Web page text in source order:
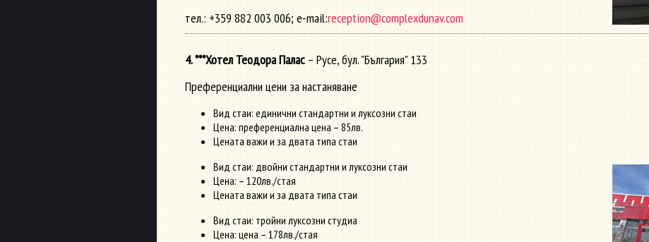
тел.: +359 882 003 006; e-mail:reception@complexdunav.com
4. ***Хотел Теодора Палас– Русе, бул. "България" 133
Преференциални цени за настаняване
Вид стаи: единични стандартни и луксозни стаи
Цена: преференциална цена – 85лв.
Цената важи и за двата типа стаи
Вид стаи: двойни стандартни и луксозни стаи
Цена: – 120лв./стая
Цената важи и за двата типа стаи
Вид стаи: тройни луксозни студиа
Цена: цена – 178лв./стая